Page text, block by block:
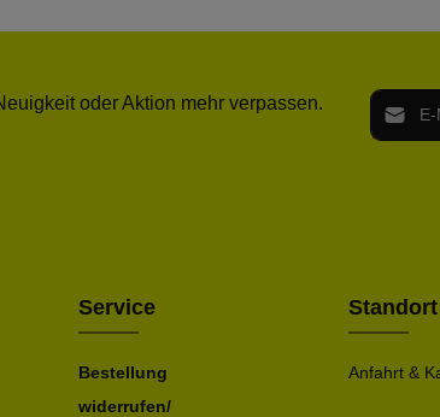
oder Aktion mehr verpassen. E-Mail-
Service
Bestellung
widerrufen/
Standort
Anfahrt &